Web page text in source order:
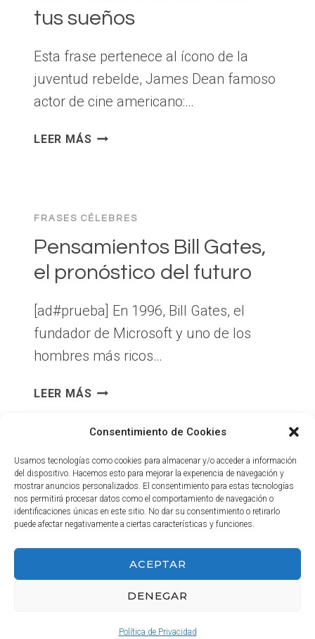
Consentimiento de Cookies
Usamos tecnologías como cookies para almacenar y/o acceder a información
del dispositivo. Hacemos esto para mejorar la experiencia de navegación y
mostrar anuncios personalizados. El consentimiento para estas tecnologías
nos permitirá procesar datos como el comportamiento de navegación o
identificaciones únicas en este sitio. No dar su consentimiento o retirarlo
puede afectar negativamente a ciertas características y funciones.
ACEPTAR
DENEGAR
Política de Privacidad
LOS
NEGOCIOS
tus sueños
Esta frase pertenece al ícono de la
juventud rebelde, James Dean famoso
actor de cine americano:…
LEER MÁS VIVIR
FRASES CÉLEBRES
Pensamientos Bill Gates,
el pronóstico del futuro
[ad#prueba] En 1996, Bill Gates, el
fundador de Microsoft y uno de los
hombres más ricos…
LEER MÁS PENSAMIENTOS
PRONÓSTICO
DEL
FUTURO
INICIO
© 2026 Haga Negocios